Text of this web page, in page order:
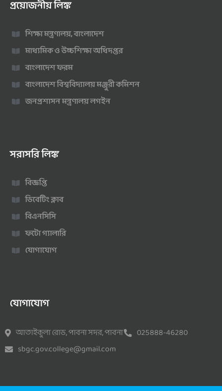
প্রয়োজনীয় লিঙ্ক
শিক্ষা মন্ত্রণালয়, বাংলাদেশ
মাধ্যমিক ও উচ্চশিক্ষা অধিদপ্তর
বাংলাদেশ ফরম
বাংলাদেশ বিশ্ববিদ্যালয় মঞ্জুরী কমিশন
জনপ্রশাসন মন্ত্রণালয় লগইন
সরাসরি লিঙ্ক
বিজ্ঞপ্তি
ডিবেটিং ক্লাব
বিএনসিসি
ফটো গ্যালারি
যোগাযোগ
যোগাযোগ
আতাইকুলা রোড, পাবনা সদর, পাবনা
025888-46280
sbgc.gov.college@gmail.com